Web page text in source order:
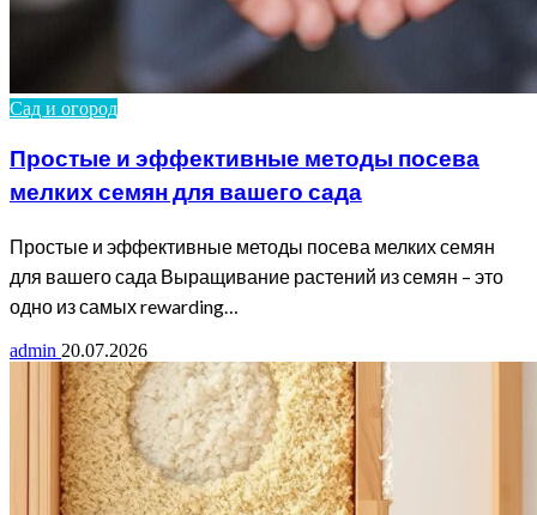
Сад и огород
Простые и эффективные методы посева
мелких семян для вашего сада
Простые и эффективные методы посева мелких семян
для вашего сада Выращивание растений из семян – это
одно из самых rewarding…
admin 20.07.2026